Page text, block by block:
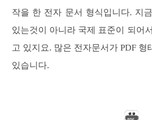
작을 한 전자 문서 형식입니다. 지
있는것이 아니라 국제 표준이 되어
고 있지요. 많은 전자문서가 PDF 형
있습니다.